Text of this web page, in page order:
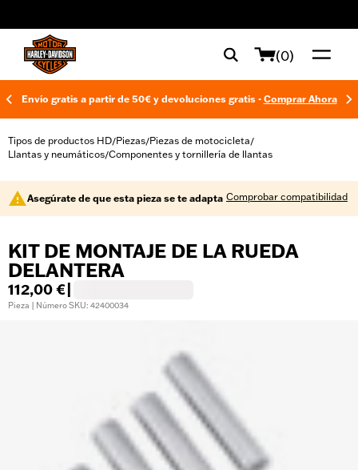
(0)
Envío gratis a partir de 50€ y devoluciones gratis - Comprar Ahora
Tipos de productos HD/Piezas/Piezas de motocicleta/
Llantas y neumáticos/Componentes y tornillería de llantas
Asegúrate de que esta pieza se te adapta Comprobar compatibilidad
KIT DE MONTAJE DE LA RUEDA
DELANTERA
112,00 €
Pieza | Número SKU: 42400034